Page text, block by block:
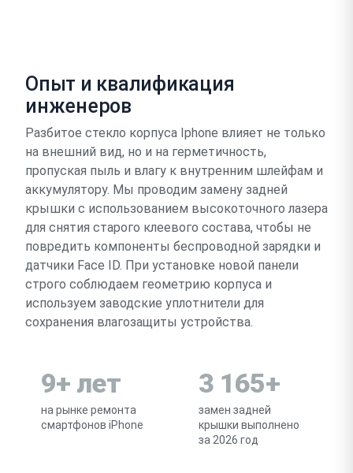
Опыт и квалификация
инженеров
Разбитое стекло корпуса Iphone влияет не только
на внешний вид, но и на герметичность,
пропуская пыль и влагу к внутренним шлейфам и
аккумулятору. Мы проводим замену задней
крышки с использованием высокоточного лазера
для снятия старого клеевого состава, чтобы не
повредить компоненты беспроводной зарядки и
датчики Face ID. При установке новой панели
строго соблюдаем геометрию корпуса и
используем заводские уплотнители для
сохранения влагозащиты устройства.
9+ лет
на рынке ремонта
смартфонов iPhone
3 165+
замен задней
крышки выполнено
за 2026 год